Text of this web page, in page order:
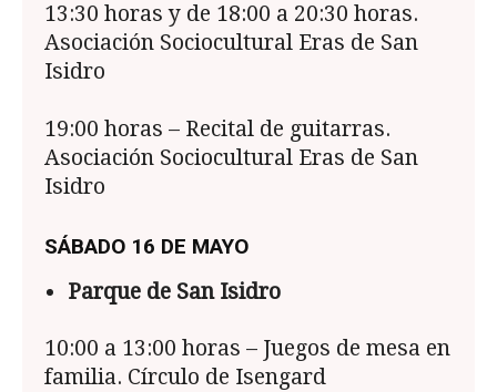
13:30 horas y de 18:00 a 20:30 horas.
Asociación Sociocultural Eras de San
Isidro
19:00 horas – Recital de guitarras.
Asociación Sociocultural Eras de San
Isidro
SÁBADO 16 DE MAYO
Parque de San Isidro
10:00 a 13:00 horas – Juegos de mesa en
familia. Círculo de Isengard